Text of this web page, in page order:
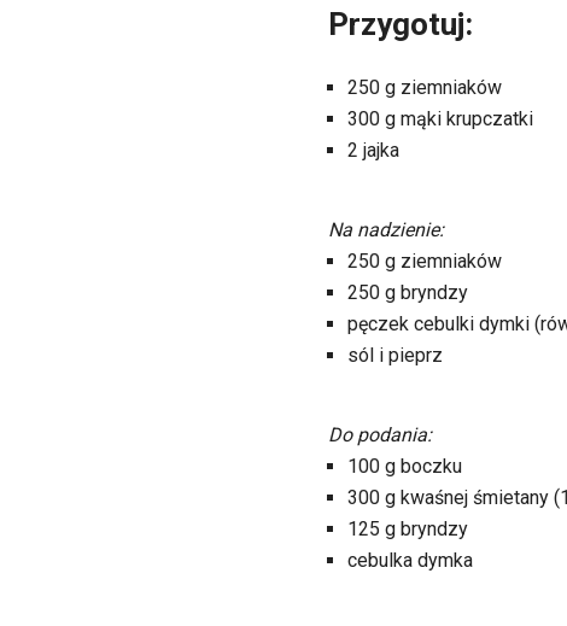
Przygotuj:
250 g ziemniaków
300 g mąki krupczatki
2 jajka
Na nadzienie:
250 g ziemniaków
250 g bryndzy
pęczek cebulki dymki
sól i pieprz
Do podania:
100 g boczku
300 g kwaśnej śmietany
125 g bryndzy
cebulka dymka